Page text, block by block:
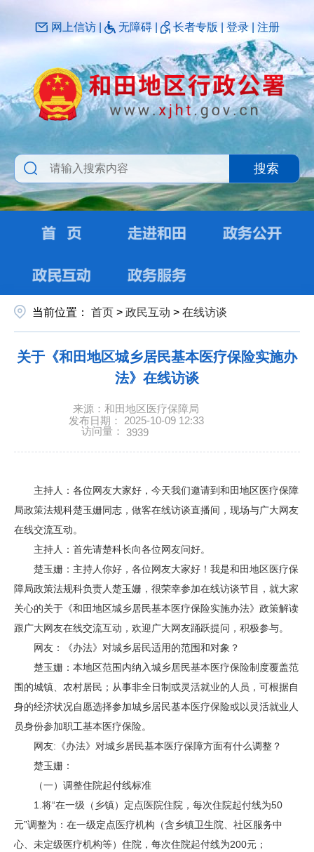
网上信访 无障碍 长者专版 | 登录 注册
搜索
当前位置： 首页 > 政民互动 > 在线访谈
关于《和田地区城乡居民基本医疗保险实施办
法》在线访谈
来源：和田地区医疗保障局
发布日期： 2025-10-09 12:33
访问量： 3939
主持人：各位网友大家好，今天我们邀请到和田地区医疗保障
局政策法规科楚玉姗同志，做客在线访谈直播间，现场与广大网友
在线交流互动。
主持人：首先请楚科长向各位网友问好。
楚玉姗：主持人你好，各位网友大家好！我是和田地区医疗保
障局政策法规科负责人楚玉姗，很荣幸参加在线访谈节目，就大家
关心的关于《和田地区城乡居民基本医疗保险实施办法》政策解读
跟广大网友在线交流互动，欢迎广大网友踊跃提问，积极参与。
网友：《办法》对城乡居民适用的范围和对象？
楚玉姗：本地区范围内纳入城乡居民基本医疗保险制度覆盖范
围的城镇、农村居民；从事非全日制或灵活就业的人员，可根据自
身的经济状况自愿选择参加城乡居民基本医疗保险或以灵活就业人
员身份参加职工基本医疗保险。
网友:《办法》对城乡居民基本医疗保障方面有什么调整？
楚玉姗：
（一）调整住院起付线标准
1.将“在一级（乡镇）定点医院住院，每次住院起付线为50
元”调整为：在一级定点医疗机构（含乡镇卫生院、社区服务中
心、未定级医疗机构等）住院，每次住院起付线为200元；